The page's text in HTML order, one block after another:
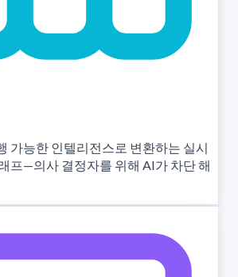
가능한 인텔리전스로 변환하는 실시
프—의사 결정자를 위해 AI가 차단 해